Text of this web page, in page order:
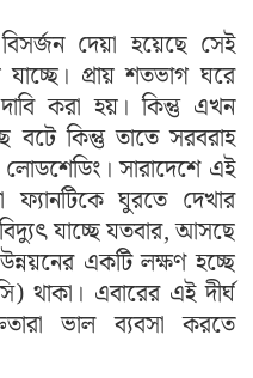
দেয়া হয়েছে সেই
প্রায় শতভাগ ঘরে
করা হয়। কিন্তু এখন
বটে কিন্তু তাতে সরবরাহ
সারাদেশে এই
ঘুরতে দেখার
বিদ্যুৎ যাচ্ছে যতবার, আসছে
একটি লক্ষণ হচ্ছে
থাকা। এবারের এই দীর্ঘ
ভাল ব্যবসা করতে